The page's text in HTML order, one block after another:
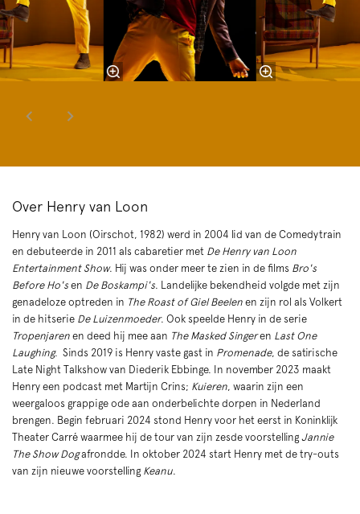
Over Henry van Loon
Henry van Loon (Oirschot, 1982) werd in 2004 lid van de Comedytrain
en debuteerde in 2011 als cabaretier met De Henry van Loon
Entertainment Show. Hij was onder meer te zien in de films Bro's
Before Ho's en De Boskampi's. Landelijke bekendheid volgde met zijn
genadeloze optreden in The Roast of Giel Beelen en zijn rol als Volkert
in de hitserie De Luizenmoeder. Ook speelde Henry in de serie
Tropenjaren en deed hij mee aan The Masked Singeren Last One
Laughing. Sinds 2019 is Henry vaste gast in Promenade, de satirische
Late Night Talkshow van Diederik Ebbinge. In november 2023 maakt
Henry een podcast met Martijn Crins; Kuieren, waarin zijn een
weergaloos grappige ode aan onderbelichte dorpen in Nederland
brengen. Begin februari 2024 stond Henry voor het eerst in Koninklijk
Theater Carré waarmee hij de tour van zijn zesde voorstelling Jannie
The Show Dogafrondde. In oktober 2024 start Henry met de try-outs
van zijn nieuwe voorstelling Keanu.